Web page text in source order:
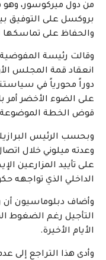
من دول ميركوسور، وهو
بروكسل على التوفيق
والحفاظ على تماسكها
وقالت رئيسة المفوضية
انعقاد قمة المجلس
دوراً محورياً في
على الضوء الأخضر أمر
قوض الخطة الموضوعة
وبحسب الرئيس
وعدته ميلوني خلال
على تأييد المزارعين
الداخلي الذي تواجهه
وأضاف دبلوماسيون أن
التأجيل رغم الضغوط
الأيام الأخيرة.
وأدى هذا التراجع إلى